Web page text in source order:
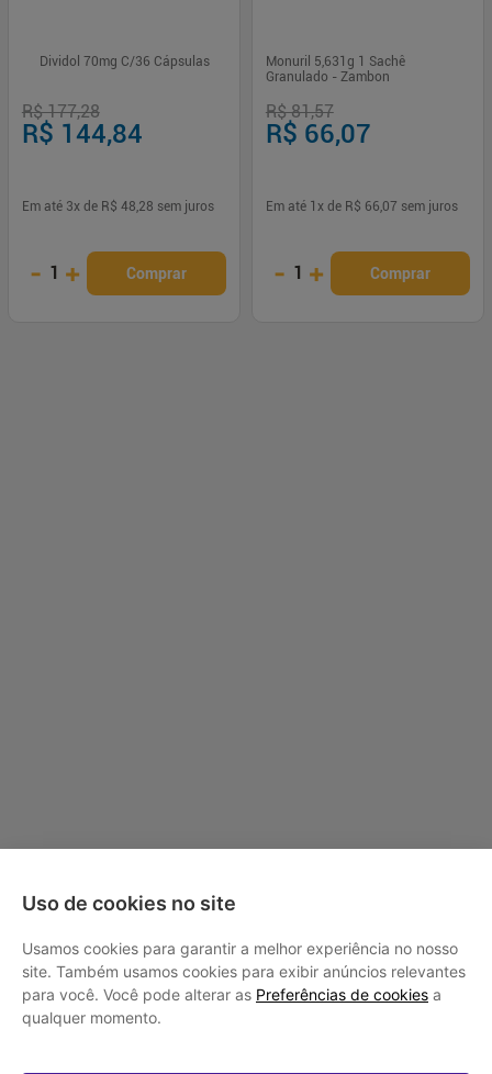
Uso de cookies no site
Usamos cookies para garantir a melhor experiência no nosso
site. Também usamos cookies para exibir anúncios relevantes
para você. Você pode alterar as Preferências de cookies a
qualquer momento.
Dividol 70mg C/36 Cápsulas
R$ 177,28
R$ 144,84
Em até 3x de R$ 48,28 sem juros
- 1 + Comprar
Monuril 5,631g 1 Sachê
Granulado - Zambon
R$ 81,57
R$ 66,07
Em até 1 x de R$ 66,07 sem juros
- 1 + Comprar